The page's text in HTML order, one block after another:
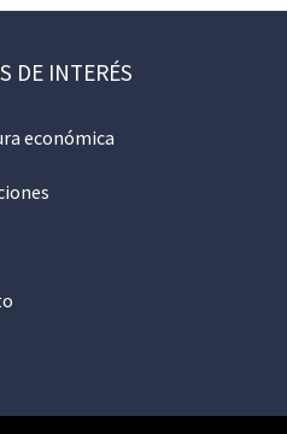
DE INTERÉS
económica